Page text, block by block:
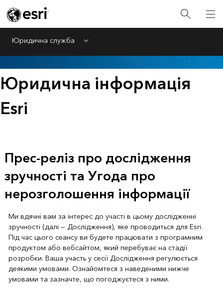
Юридична служба Menu
Юридична інформація
Esri
Прес-реліз про дослідження
зручності та Угода про
нерозголошення інформації
Ми вдячні вам за інтерес до участі в цьому дослідженні
зручності (далі — Дослідження), яке проводиться для Esri.
Під час цього сеансу ви будете працювати з програмним
продуктом або вебсайтом, який перебуває на стадії
розробки. Ваша участь у сесії Дослідження регулюється
деякими умовами. Ознайомтеся з наведеними нижче
умовами та зазначте, що погоджуєтеся з ними.